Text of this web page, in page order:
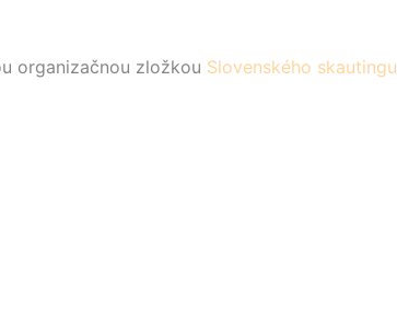
organizačnou zložkou Slovenského skautingu